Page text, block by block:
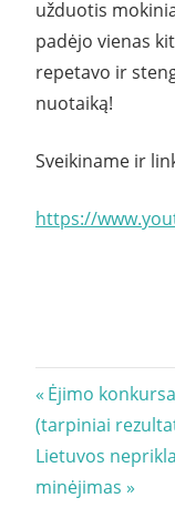
užduotis
padėjo vienas
repetavo ir
nuotaiką!
Sveikiname ir
https://
tarp
įrašų
Previous
Post:
Ėjimo
(tarpiniai
Next
Post:
Lietuvos
minėjimas